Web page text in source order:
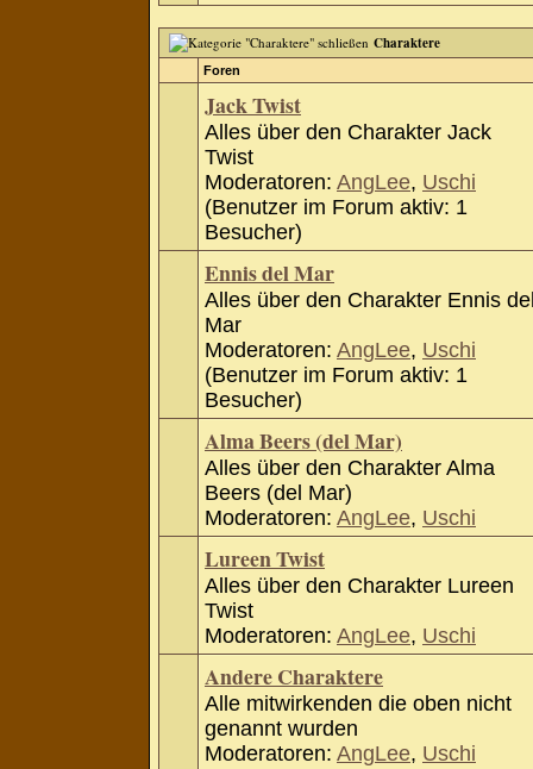
Charaktere
Foren
Jack Twist
Alles über den Charakter Jack
Twist
Moderatoren: AngLee, Uschi
(Benutzer im Forum aktiv: 1
Besucher)
Ennis del Mar
Alles über den Charakter Ennis
Mar
Moderatoren: AngLee, Uschi
(Benutzer im Forum aktiv: 1
Besucher)
Alma Beers (del Mar)
Alles über den Charakter Alma
Beers (del Mar)
Moderatoren: AngLee, Uschi
Lureen Twist
Alles über den Charakter Lureen
Twist
Moderatoren: AngLee, Uschi
Andere Charaktere
Alle mitwirkenden die oben nicht
genannt wurden
Moderatoren: AngLee, Uschi